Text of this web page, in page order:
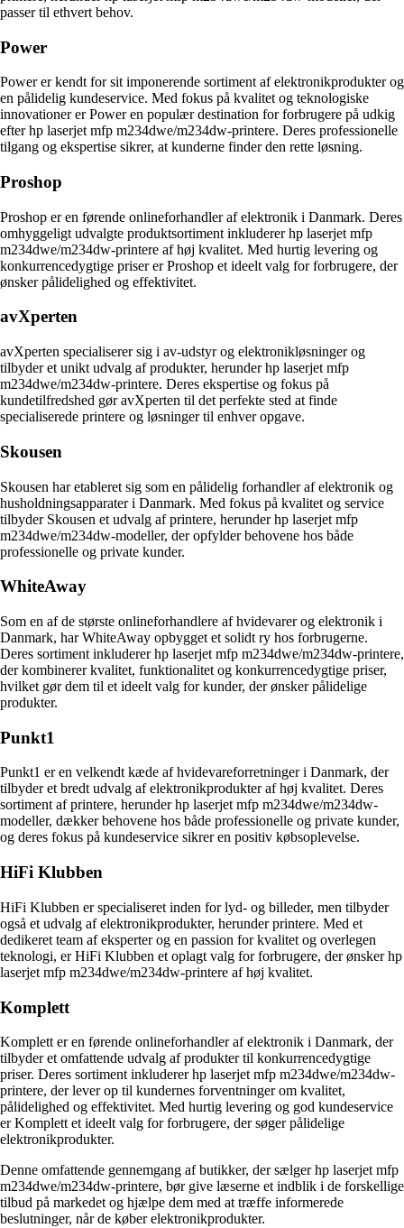
passer til ethvert behov.
Power
Power er kendt for sit imponerende sortiment af elektronikprodukter og
en pålidelig kundeservice. Med fokus på kvalitet og teknologiske
innovationer er Power en populær destination for forbrugere på udkig
efter hp laserjet mfp m234dwe/m234dw-printere. Deres professionelle
tilgang og ekspertise sikrer, at kunderne finder den rette løsning.
Proshop
Proshop er en førende onlineforhandler af elektronik i Danmark. Deres
omhyggeligt udvalgte produktsortiment inkluderer hp laserjet mfp
m234dwe/m234dw-printere af høj kvalitet. Med hurtig levering og
konkurrencedygtige priser er Proshop et ideelt valg for forbrugere, der
ønsker pålidelighed og effektivitet.
avXperten
avXperten specialiserer sig i av-udstyr og elektronikløsninger og
tilbyder et unikt udvalg af produkter, herunder hp laserjet mfp
m234dwe/m234dw-printere. Deres ekspertise og fokus på
kundetilfredshed gør avXperten til det perfekte sted at finde
specialiserede printere og løsninger til enhver opgave.
Skousen
Skousen har etableret sig som en pålidelig forhandler af elektronik og
husholdningsapparater i Danmark. Med fokus på kvalitet og service
tilbyder Skousen et udvalg af printere, herunder hp laserjet mfp
m234dwe/m234dw-modeller, der opfylder behovene hos både
professionelle og private kunder.
WhiteAway
Som en af de største onlineforhandlere af hvidevarer og elektronik i
Danmark, har WhiteAway opbygget et solidt ry hos forbrugerne.
Deres sortiment inkluderer hp laserjet mfp m234dwe/m234dw-printere,
der kombinerer kvalitet, funktionalitet og konkurrencedygtige priser,
hvilket gør dem til et ideelt valg for kunder, der ønsker pålidelige
produkter.
Punkt1
Punkt1 er en velkendt kæde af hvidevareforretninger i Danmark, der
tilbyder et bredt udvalg af elektronikprodukter af høj kvalitet. Deres
sortiment af printere, herunder hp laserjet mfp m234dwe/m234dw-
modeller, dækker behovene hos både professionelle og private kunder,
og deres fokus på kundeservice sikrer en positiv købsoplevelse.
HiFi Klubben
HiFi Klubben er specialiseret inden for lyd- og billeder, men tilbyder
også et udvalg af elektronikprodukter, herunder printere. Med et
dedikeret team af eksperter og en passion for kvalitet og overlegen
teknologi, er HiFi Klubben et oplagt valg for forbrugere, der ønsker hp
laserjet mfp m234dwe/m234dw-printere af høj kvalitet.
Komplett
Komplett er en førende onlineforhandler af elektronik i Danmark, der
tilbyder et omfattende udvalg af produkter til konkurrencedygtige
priser. Deres sortiment inkluderer hp laserjet mfp m234dwe/m234dw-
printere, der lever op til kundernes forventninger om kvalitet,
pålidelighed og effektivitet. Med hurtig levering og god kundeservice
er Komplett et ideelt valg for forbrugere, der søger pålidelige
elektronikprodukter.
Denne omfattende gennemgang af butikker, der sælger hp laserjet mfp
m234dwe/m234dw-printere, bør give læserne et indblik i de forskellige
tilbud på markedet og hjælpe dem med at træffe informerede
beslutninger, når de køber elektronikprodukter.